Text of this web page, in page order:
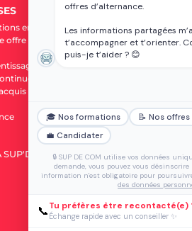
entreprises
offre de stage ou
d'expérience
SUP'DE COM FORMULAIRE DE
offres d’alternance.
Les informations partagées
t’accompagner et t’orienter.
puis-je t’aider ? 😊
🎓 Nos formations
📝 Nos
💼 Candidater
🔒 SUP DE COM utilise vos données
demande, vous pouvez vous
information n'est obligatoire pour
des données
📞Tu préfères être recontacté(e)
Échange rapide avec un conseiller ✨